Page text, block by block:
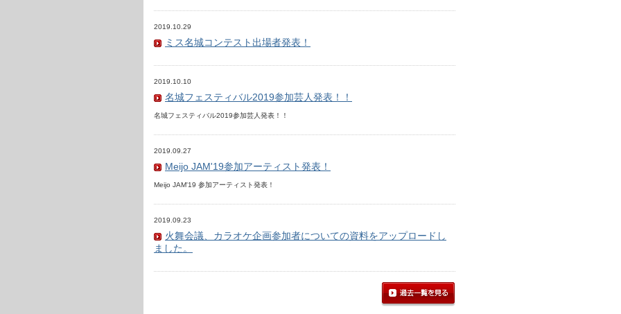
2019.10.29
ミス名城コンテスト出場者発表！
2019.10.10
名城フェスティバル2019参加芸人発表！！
名城フェスティバル2019参加芸人発表！！
2019.09.27
Meijo JAM'19参加アーティスト発表！
Meijo JAM'19 参加アーティスト発表！
2019.09.23
火舞会議、カラオケ企画参加者についての資料をアップロードし
ました。